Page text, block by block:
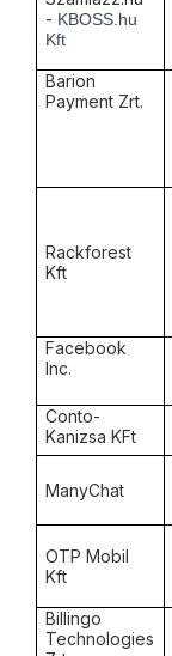
- KBOSS.hu
Kft
Barion
Payment Zrt.
Rackforest
Kft
Facebook
Inc.
Conto-
Kanizsa KFt
ManyChat
OTP Mobil
Kft
Billingo
Technologies